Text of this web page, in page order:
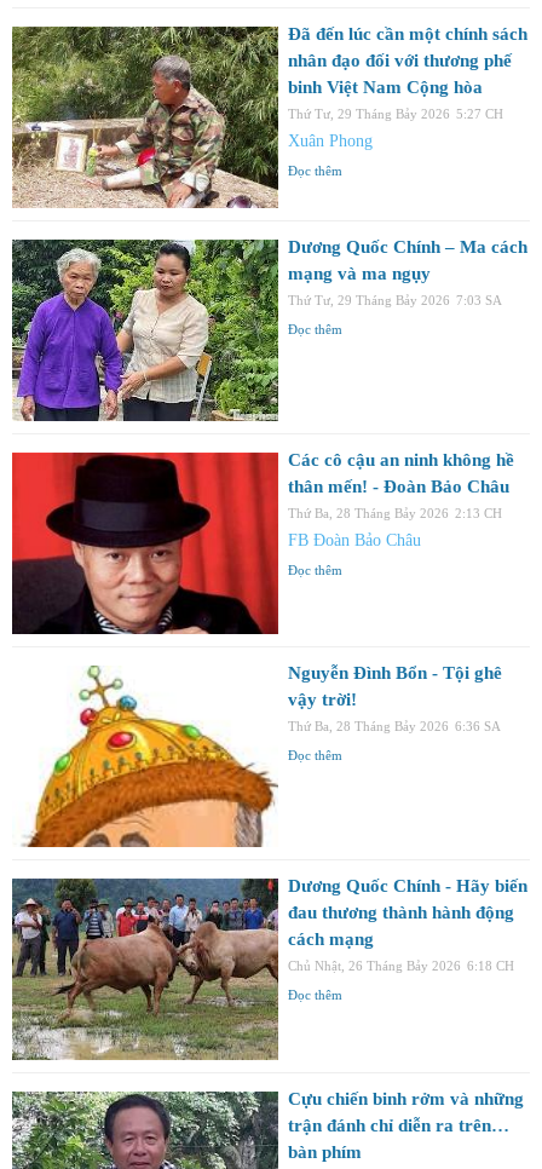
Đã đến lúc cần một chính sách
nhân đạo đối với thương phế
binh Việt Nam Cộng hòa
Thứ Tư, 29 Tháng Bảy 2026 5:27 CH
Xuân Phong
Đọc thêm
Dương Quốc Chính – Ma cách
mạng và ma ngụy
Thứ Tư, 29 Tháng Bảy 2026 7:03 SA
Đọc thêm
Các cô cậu an ninh không hề
thân mến! - Đoàn Bảo Châu
Thứ Ba, 28 Tháng Bảy 2026 2:13 CH
FB Đoàn Bảo Châu
Đọc thêm
Nguyễn Đình Bổn - Tội ghê
vậy trời!
Thứ Ba, 28 Tháng Bảy 2026 6:36 SA
Đọc thêm
Dương Quốc Chính - Hãy biến
đau thương thành hành động
cách mạng
Chủ Nhật, 26 Tháng Bảy 2026 6:18 CH
Đọc thêm
Cựu chiến binh rởm và những
trận đánh chỉ diễn ra trên…
bàn phím